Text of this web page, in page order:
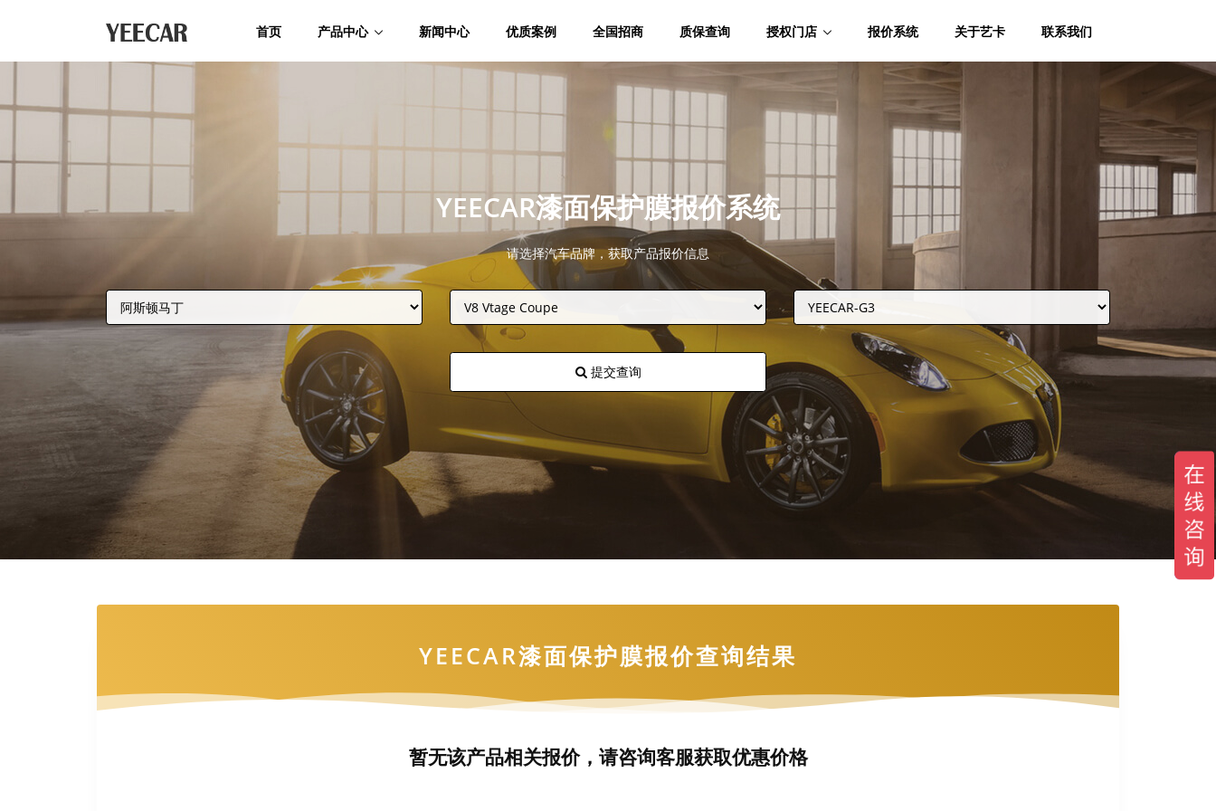
首页 产品中心 新闻中心 优质案例 全国招商 质保查询 授权门店 报价系统 关于艺卡 联系我们
YEECAR漆面保护膜报价系统
请选择汽车品牌，获取产品报价信息
提交查询
YEECAR漆面保护膜报价查询结果
暂无该产品相关报价，请咨询客服获取优惠价格